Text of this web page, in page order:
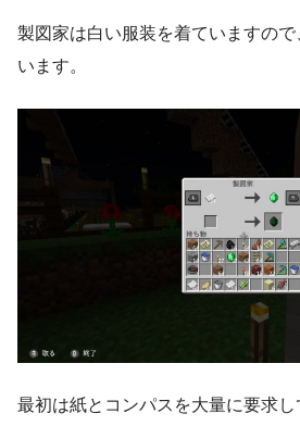
製図家は白い服装を着ていますの
います。
最初は紙とコンパスを大量に要求